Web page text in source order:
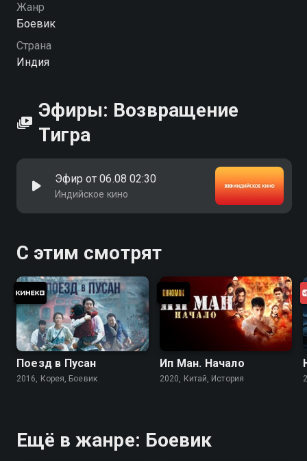
Жанр
Боевик
Страна
Индия
Эфиры: Возвращение
Тигра
Эфир от 06.08 02:30
Индийское кино
С этим смотрят
Поезд в Пусан
2016, Корея, Боевик
Ип Ман. Начало
2020, Китай, История
Ещё в жанре: Боевик